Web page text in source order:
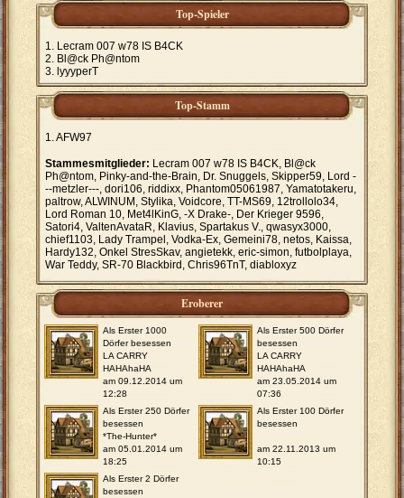
Top-Spieler
Lecram 007 w78 IS B4CK
Bl@ck Ph@ntom
lyyyperT
Top-Stamm
AFW97
Stammesmitglieder: Lecram 007 w78 IS B4CK, Bl@ck
Ph@ntom, Pinky-and-the-Brain, Dr. Snuggels, Skipper59, Lord -
--metzler---, dori106, riddixx, Phantom05061987, Yamatotakeru,
paltrow, ALWINUM, Stylika, Voidcore, TT-MS69, 12trollolo34,
Lord Roman 10, Met4lKinG, -X Drake-, Der Krieger 9596,
Satori4, ValtenAvataR, Klavius, Spartakus V., qwasyx3000,
chief1103, Lady Trampel, Vodka-Ex, Gemeini78, netos, Kaissa,
Hardy132, Onkel StresSkav, angietekk, eric-simon, futbolplaya,
War Teddy, SR-70 Blackbird, Chris96TnT, diabloxyz
Eroberer
Als Erster 1000
Dörfer besessen
LA CARRY
HAHAhaHA
am 09.12.2014 um
12:28
Als Erster 500 Dörfer
besessen
LA CARRY
HAHAhaHA
am 23.05.2014 um
07:36
Als Erster 250 Dörfer
besessen
*The-Hunter*
am 05.01.2014 um
18:25
Als Erster 100 Dörfer
besessen
am 22.11.2013 um
10:15
Als Erster 2 Dörfer
besessen